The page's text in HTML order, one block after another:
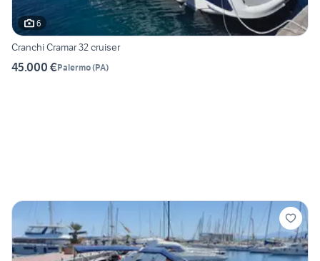
6
Cranchi Cramar 32 cruiser
45.000 €Palermo(PA)